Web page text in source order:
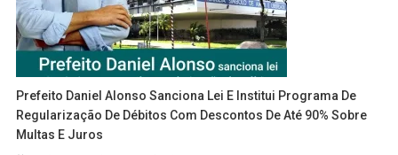
Prefeito Daniel Alonso Sanciona Lei E Institui Programa De
Regularização De Débitos Com Descontos De Até 90% Sobre
Multas E Juros